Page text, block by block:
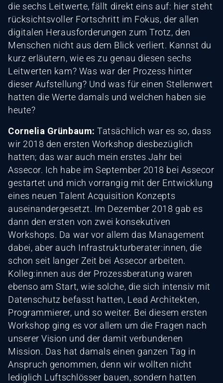
die sechs Leitwerte, fällt direkt eins auf: hier steht
rücksichtsvoller Fortschritt im Fokus, der allen
digitalen Herausforderungen zum Trotz, den
Menschen nicht aus dem Blick verliert. Kannst du
kurz erläutern, wie es zu genau diesen sechs
Leitwerten kam? Was war der Prozess hinter
dieser Aufstellung? Und was für einen Stellenwert
hatten die Werte damals und welchen haben sie
heute?
Cornelia Grünbaum: Tatsächlich war es so, dass
wir 2018 den ersten Workshop diesbezüglich
hatten; das war auch mein erstes Jahr bei
Assecor. Ich habe im September 2018 bei Assecor
gestartet und mich vorrangig mit der Entwicklung
eines neuen Talent Acquisition Konzepts
auseinandergesetzt. Im Dezember 2018 gab es
dann den ersten von zwei konsekutiven
Workshops. Da war vor allem das Management
dabei, aber auch Infrastrukturberater:innen, die
schon seit langer Zeit bei Assecor arbeiten.
Kolleg:innen aus der Prozessberatung waren
ebenso am Start, wie solche, die sich intensiv mit
Datenschutz befasst hatten, Lead Architekten,
Programmierer, und so weiter. Bei diesem ersten
Workshop ging es vor allem um die Fragen nach
unserer Vision und der damit verbundenen
Mission. Das hat damals einen ganzen Tag in
Anspruch genommen, denn wir wollten nicht
lediglich Luftschlösser bauen, sondern hatten